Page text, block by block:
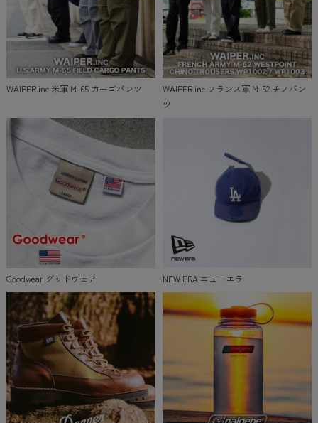
WAIPER.inc 米軍 M-65 カーゴパンツ
WAIPER.inc フランス軍 M-52 チノパン
ツ
Goodwear グッドウェア NEW ERA ニューエラ